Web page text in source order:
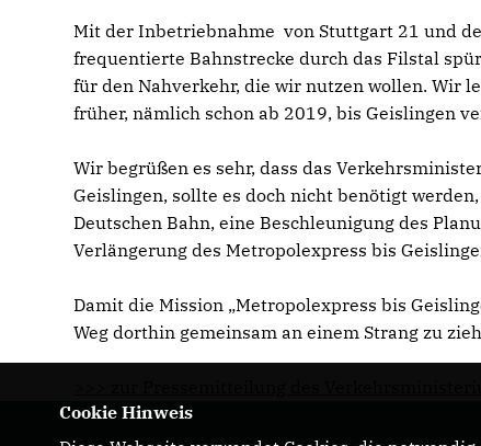
Mit der Inbetriebnahme von Stuttgart 21 und
frequentierte Bahnstrecke durch das Filstal
für den Nahverkehr, die wir nutzen wollen. Wir
früher, nämlich schon ab 2019, bis Geislingen
Wir begrüßen es sehr, dass das
Geislingen, sollte es doch nicht benötigt
Deutschen Bahn, eine Beschleunigung des
Verlängerung des Metropolexpress bis
Damit die Mission „Metropolexpress bis
Weg dorthin gemeinsam an einem Strang zu
Cookie Hinweis